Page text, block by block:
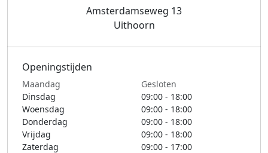
Amsterdamseweg 13
Uithoorn
Openingstijden
Maandag
Gesloten
Dinsdag
09:00 - 18:00
Woensdag
09:00 - 18:00
Donderdag
09:00 - 18:00
Vrijdag
09:00 - 18:00
Zaterdag
09:00 - 17:00